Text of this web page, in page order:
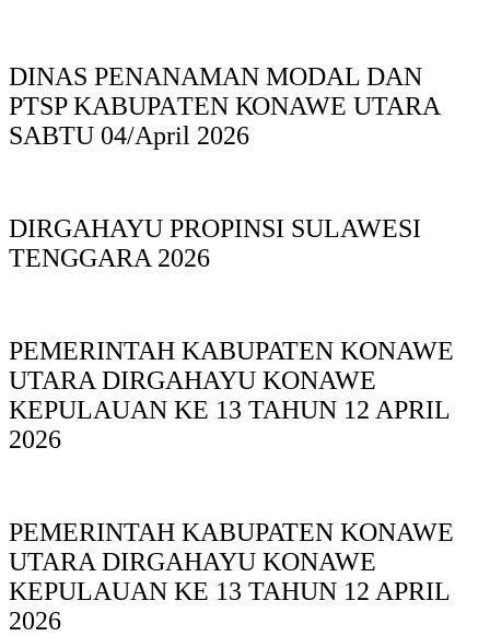
DINAS PΕΝΑΝΑΜAN MODAL DAN
PTSP KABUPAΤΕΝ ΚΟNAWE UTARA
SABTU 04/April 2026
DIRGAHAYU PROPINSI SULAWESI
TENGGARA 2026
PEMERINTAH KABUPATEN KONAWE
UTARA DIRGAHAYU KONAWE
KEPULAUAN KE 13 TAHUN 12 APRIL
2026
PEMERINTAH KABUPATEN KONAWE
UTARA DIRGAHAYU KONAWE
KEPULAUAN KE 13 TAHUN 12 APRIL
2026